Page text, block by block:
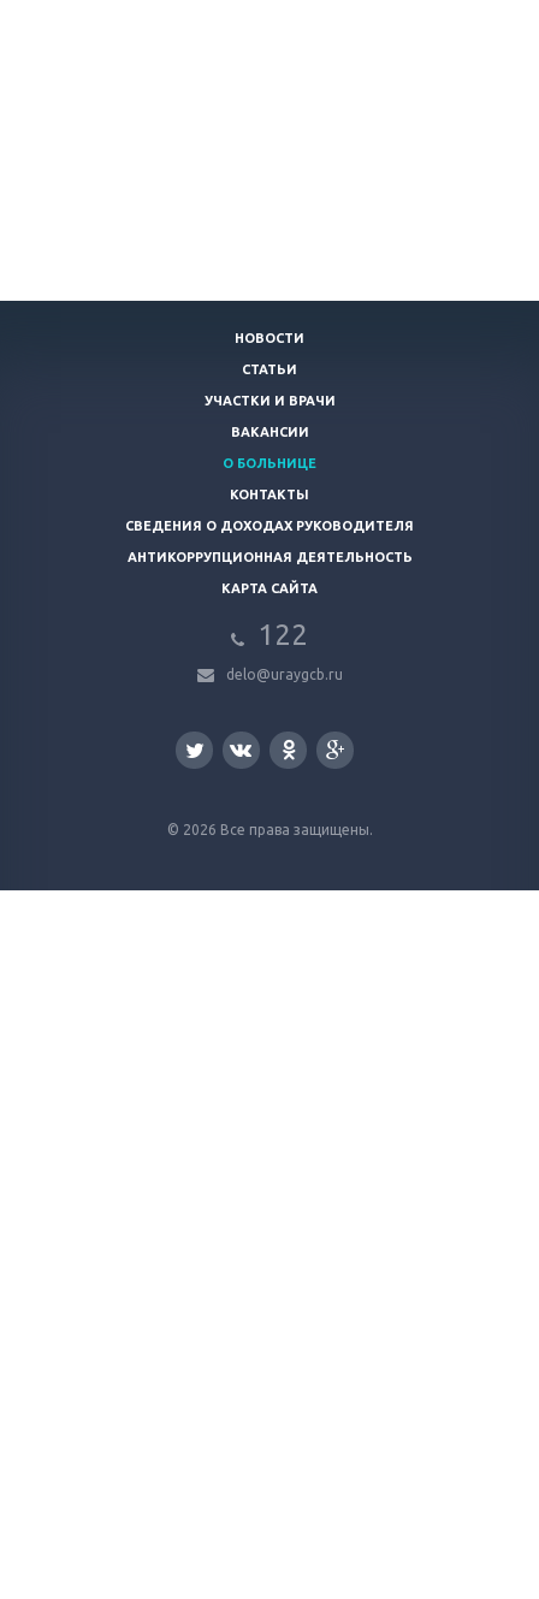
© 2026 Все права защищены.
НОВОСТИ
СТАТЬИ
УЧАСТКИ И ВРАЧИ
ВАКАНСИИ
О БОЛЬНИЦЕ
КОНТАКТЫ
СВЕДЕНИЯ О ДОХОДАХ РУКОВОДИТЕЛЯ
АНТИКОРРУПЦИОННАЯ ДЕЯТЕЛЬНОСТЬ
КАРТА САЙТА
122
delo@uraygcb.ru